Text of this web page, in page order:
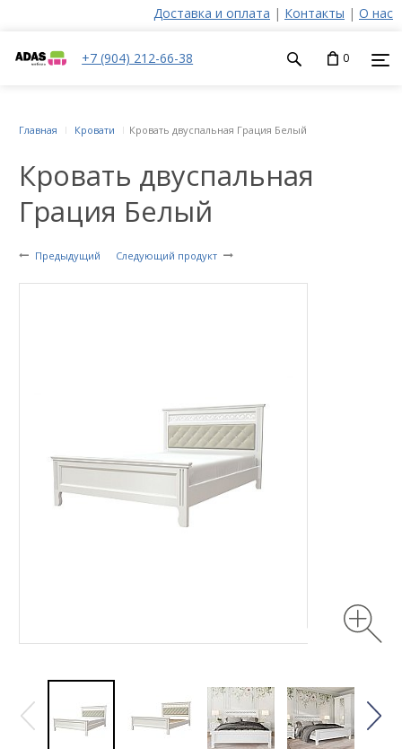
Доставка и оплата | Контакты | О нас
+7 (904) 212-66-38 0
Кровать двуспальная
Грация Белый
Предыдущий Следующий продукт
Главная Кровати Кровать двуспальная Грация Белый